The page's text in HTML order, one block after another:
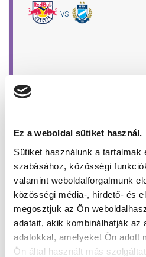
Ez a weboldal sütiket használ.
Sütiket használunk a
szabásához, közösségi
valamint weboldalforgalmunk
közösségi média-, hirdető- és
megosztjuk az Ön
adatait, akik kombinálhatják az
adatokkal, amelyeket Ön adott
Ön által használt más
08/08/2626 12:00
VS
TABLE
P. TEAM. MP. W. D. L.